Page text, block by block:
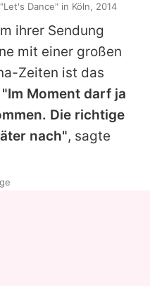
ihrer Sendung
mit einer großen
Zeiten ist das
"Im Moment darf ja
Die richtige
nach", sagte
Dance" in Köln, 2014